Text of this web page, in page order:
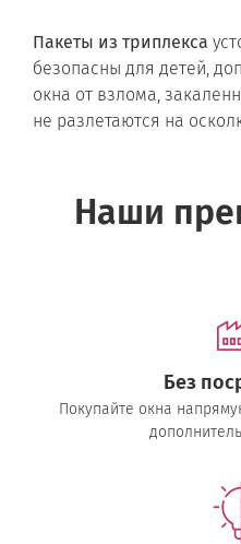
Пакеты из триплекса
безопасны для детей,
окна от взлома,
не разлетаются на
Наши
Без
Покупайте окна